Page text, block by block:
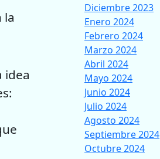
la
idea
Diciembre 2023
Enero 2024
Febrero 2024
Marzo 2024
Abril 2024
Mayo 2024
Junio 2024
Julio 2024
Agosto 2024
Septiembre 2024
Octubre 2024